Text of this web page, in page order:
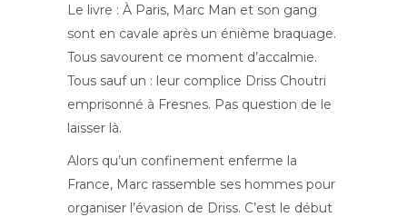
Le livre : À Paris, Marc Man et son gang
sont en cavale après un énième braquage.
Tous savourent ce moment d’accalmie.
Tous sauf un : leur complice Driss Choutri
emprisonné à Fresnes. Pas question de le
laisser là.
Alors qu’un confinement enferme la
France, Marc rassemble ses hommes pour
organiser l’évasion de Driss. C’est le début